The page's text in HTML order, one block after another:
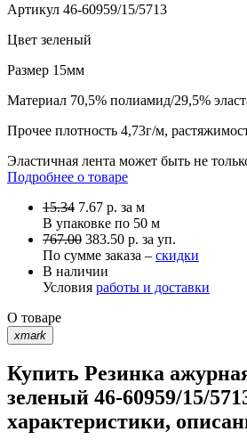
Артикул 46-60959/15/5713
Цвет зеленый
Размер 15мм
Материал 70,5% полиамид/29,5%
Прочее плотность 4,73г/м,
Эластичная лента может быть не
Подробнее о товаре
15.34 7.67 р. за м
В упаковке по 50 м
767.00 383.50 р. за уп.
По сумме заказа – скидки
В наличии
Условия работы и доставки
О товаре
xmark
Купить Резинка
зеленый 46-60959/15/
характеристики,